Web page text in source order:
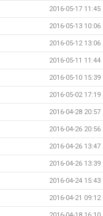
2016-05-17 11:45
2016-05-13 10:06
2016-05-12 13:06
2016-05-11 11:44
2016-05-10 15:39
2016-05-02 17:19
2016-04-28 20:57
2016-04-26 20:56
2016-04-26 13:47
2016-04-26 13:39
2016-04-24 15:43
2016-04-21 09:12